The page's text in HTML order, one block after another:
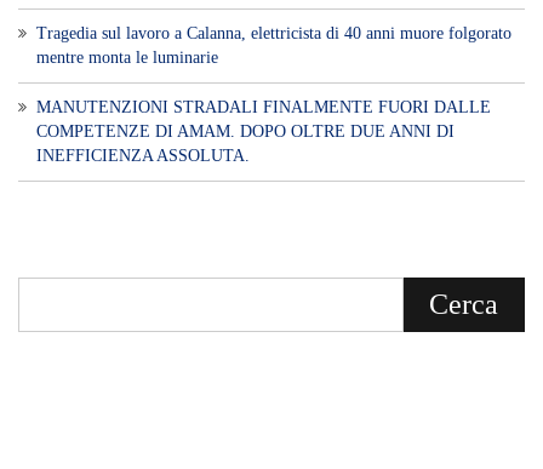
Tragedia sul lavoro a Calanna, elettricista di 40 anni muore folgorato
mentre monta le luminarie
MANUTENZIONI STRADALI FINALMENTE FUORI DALLE
COMPETENZE DI AMAM. DOPO OLTRE DUE ANNI DI
INEFFICIENZA ASSOLUTA.